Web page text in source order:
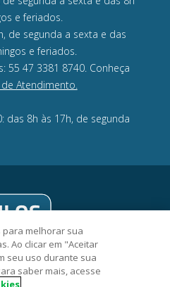
e feriados.
de segunda a sexta e das
e feriados.
55 47 3381 8740. Conheça
de Atendimento.
das 8h às 17h, de segunda
para melhorar sua
Ao clicar em "Aceitar
seu uso durante sua
saber mais, acesse